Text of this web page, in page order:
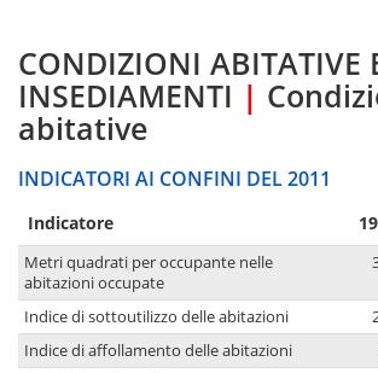
CONDIZIONI ABITATIVE
INSEDIAMENTI |
abitative
INDICATORI AI CONFINI DEL 2011
Indicatore
Metri quadrati per occupante nelle
abitazioni occupate
Indice di sottoutilizzo delle abitazioni
Indice di affollamento delle abitazioni